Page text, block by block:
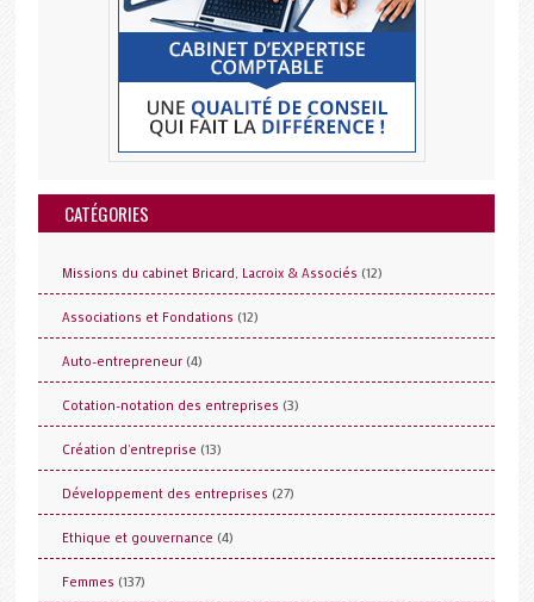
CATÉGORIES
Missions du cabinet Bricard, Lacroix & Associés (12)
Associations et Fondations (12)
Auto-entrepreneur (4)
Cotation-notation des entreprises (3)
Création d'entreprise (13)
Développement des entreprises (27)
Ethique et gouvernance (4)
Femmes (137)